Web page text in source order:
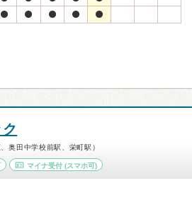
奥田中学校前駅、栄町駅）
マイナ受付 (スマホ可)